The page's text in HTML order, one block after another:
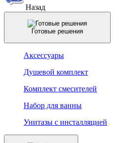
Назад
Готовые решения
Аксессуары
Душевой комплект
Комплект смесителей
Набор для ванны
Унитазы с инсталляцией